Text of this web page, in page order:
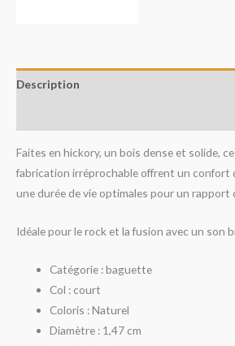
Description
Faites en hickory, un bois dense et solide,
fabrication irréprochable offrent un confort
une durée de vie optimales pour un
Idéale pour le rock et la fusion avec un son
Catégorie : baguette
Col : court
Coloris : Naturel
Diamètre : 1,47 cm